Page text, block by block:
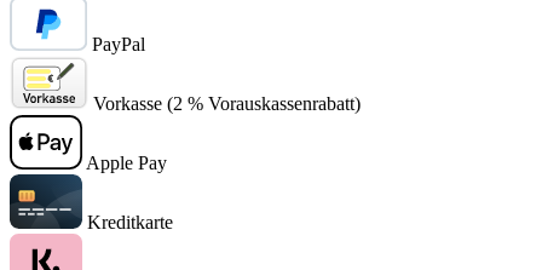
PayPal
Vorkasse (2 % Vorauskassenrabatt)
Apple Pay
Kreditkarte